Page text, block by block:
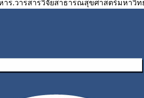
ร.วารสารวิจัยสาธารณสุขศาสตร์มหาวิทย